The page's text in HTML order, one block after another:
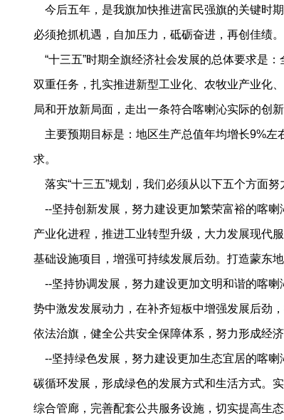
今后五年，是我旗加快推进富民强旗的关键时
必须抢抓机遇，自加压力，砥砺奋进，再创佳绩。
“十三五”时期全旗经济社会发展的总体要求是
双重任务，扎实推进新型工业化、农牧业产业化
局和开放新局面，走出一条符合喀喇沁实际的创
主要预期目标是：地区生产总值年均增长9%左
求。
落实“十三五”规划，我们必须从以下五个方面努
--坚持创新发展，努力建设更加繁荣富裕的喀喇
产业化进程，推进工业转型升级，大力发展现代
基础设施项目，增强可持续发展后劲。打造蒙东
--坚持协调发展，努力建设更加文明和谐的喀喇
势中激发发展动力，在补齐短板中增强发展后劲
依法治旗，健全公共安全保障体系，努力形成经
--坚持绿色发展，努力建设更加生态宜居的喀喇
碳循环发展，形成绿色的发展方式和生活方式。
综合管廊，完善配套公共服务设施，切实提高生